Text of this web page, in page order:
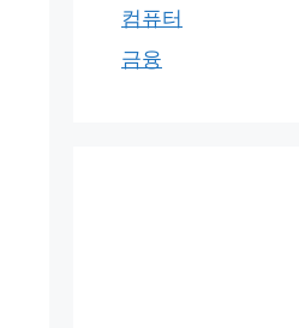
컴퓨터
금융